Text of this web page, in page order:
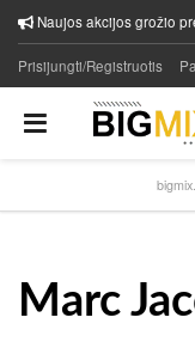
Naujos akcijos grožio
Prisijungti/Registruotis
Marc